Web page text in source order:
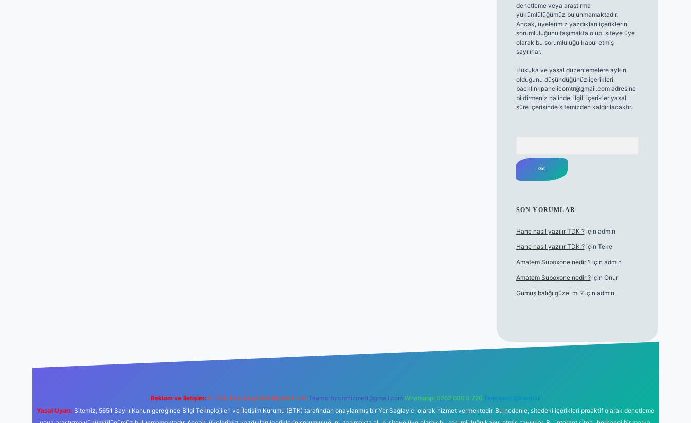
denetleme veya araştırma
yükümlülüğümüz bulunmamaktadır.
Ancak, üyelerimiz yazdıkları içeriklerin
sorumluluğunu taşımakta olup, siteye üye
olarak bu sorumluluğu kabul etmiş
sayılırlar.
Hukuka ve yasal düzenlemelere aykırı
olduğunu düşündüğünüz içerikleri,
backlinkpanelicomtr@gmail.comadresine
bildirmeniz halinde, ilgili içerikler yasal
süre içerisinde sitemizden kaldırılacaktır.
SON YORUMLAR
Hane nasıl yazılır TDK ?için admin
Hane nasıl yazılır TDK ?için Teke
Amatem Suboxone nedir ?için admin
Amatem Suboxone nedir ?için Onur
Gümüş balığı güzel mi ?için admin
Reklam ve İletişim: E-mail: backlinkpaneli@gmail.com Teams: forumhizmeti@gmail.com Whatsapp: 0262 606 0 726 Telegram: @karabul
Yasal Uyarı: Sitemiz, 5651 Sayılı Kanun gereğince Bilgi Teknolojileri ve İletişim Kurumu (BTK) tarafından onaylanmış bir Yer Sağlayıcı olarak hizmet vermektedir. Bu nedenle, sitedeki içerikleri proaktif olarak denetleme